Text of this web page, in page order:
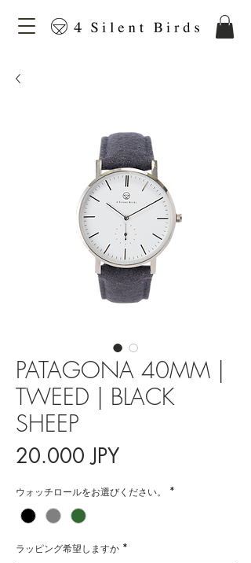
PATAGONA 40MM |
TWEED | BLACK
SHEEP
20.000 JPYPrecio
ウォッチロールをお選びください。 *
ラッピング希望しますか *